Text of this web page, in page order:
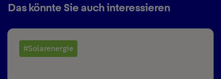
Das könnte Sie auch interessieren
#Solarenergie